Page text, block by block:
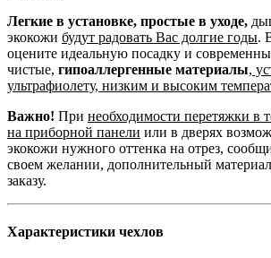
Легкие в установке, простые в уходе,
экокожи будут радовать Вас долгие годы.
оцените идеальную посадку и
чистые, гипоаллергенные материалы,
ультрафиолету, низким и высоким
Важно! При необходимости перетяжки в
на приборной панели или в дверях
экокожи нужного оттенка на отрез,
своем желании, дополнительный
заказу.
Характеристики чехлов